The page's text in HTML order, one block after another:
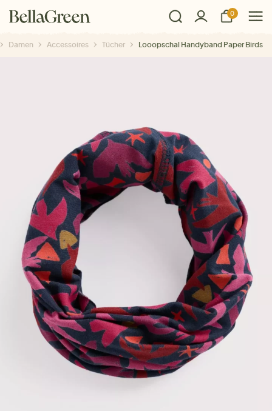
0
Damen Accessoires Tücher Looopschal Handyband Paper Birds